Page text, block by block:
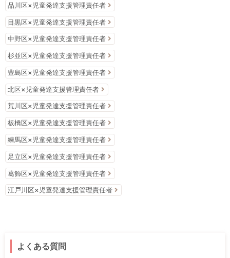
品川区×児童発達支援管理責任者
目黒区×児童発達支援管理責任者
中野区×児童発達支援管理責任者
杉並区×児童発達支援管理責任者
豊島区×児童発達支援管理責任者
北区×児童発達支援管理責任者
荒川区×児童発達支援管理責任者
板橋区×児童発達支援管理責任者
練馬区×児童発達支援管理責任者
足立区×児童発達支援管理責任者
葛飾区×児童発達支援管理責任者
江戸川区×児童発達支援管理責任者
よくある質問